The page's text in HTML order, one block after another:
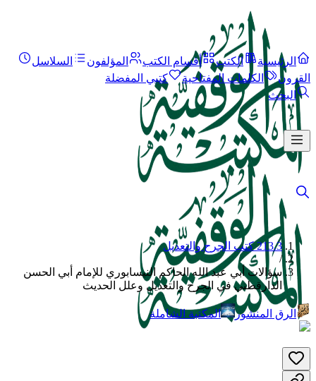
الرئيسية الكتب أقسام الكتب المؤلفون
السلاسل
القرون
الكلمات المفتاحية
كتبي المفضلة
البحث
213.3 كتب الجرح والتعديل
/
سؤالات أبي عبد الله الحاكم النيسابوري للإمام أبي الحسن
الدارقطني في الجرح والتعديل وعلل الحديث
الرق المنشور المكتبة الشاملة